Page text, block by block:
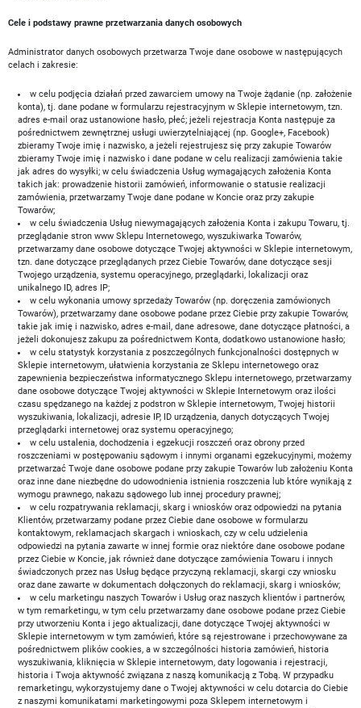
Cele i podstawy prawne przetwarzania danych osobowych
Administrator danych osobowych przetwarza Twoje dane osobowe w następujących
celach i zakresie:
w celu podjęcia działań przed zawarciem umowy na Twoje żądanie (np. założenie
konta), tj. dane podane w formularzu rejestracyjnym w Sklepie internetowym, tzn.
adres e-mail oraz ustanowione hasło, płeć; jeżeli rejestracja Konta następuje za
pośrednictwem zewnętrznej usługi uwierzytelniającej (np. Google+, Facebook)
zbieramy Twoje imię i nazwisko, a jeżeli rejestrujesz się przy zakupie Towarów
zbieramy Twoje imię i nazwisko i dane podane w celu realizacji zamówienia takie
jak adres do wysyłki; w celu świadczenia Usług wymagających założenia Konta
takich jak: prowadzenie historii zamówień, informowanie o statusie realizacji
zamówienia, przetwarzamy Twoje dane podane w Koncie oraz przy zakupie
Towarów;
w celu świadczenia Usług niewymagających założenia Konta i zakupu Towaru, tj.
przeglądanie stron www Sklepu Internetowego, wyszukiwarka Towarów,
przetwarzamy dane osobowe dotyczące Twojej aktywności w Sklepie internetowym,
tzn. dane dotyczące przeglądanych przez Ciebie Towarów, dane dotyczące sesji
Twojego urządzenia, systemu operacyjnego, przeglądarki, lokalizacji oraz
unikalnego ID, adres IP;
w celu wykonania umowy sprzedaży Towarów (np. doręczenia zamówionych
Towarów), przetwarzamy dane osobowe podane przez Ciebie przy zakupie Towarów,
takie jak imię i nazwisko, adres e-mail, dane adresowe, dane dotyczące płatności, a
jeżeli dokonujesz zakupu za pośrednictwem Konta, dodatkowo ustanowione hasło;
w celu statystyk korzystania z poszczególnych funkcjonalności dostępnych w
Sklepie internetowym, ułatwienia korzystania ze Sklepu internetowego oraz
zapewnienia bezpieczeństwa informatycznego Sklepu internetowego, przetwarzamy
dane osobowe dotyczące Twojej aktywności w Sklepie Internetowym oraz ilości
czasu spędzanego na każdej z podstron w Sklepie internetowym, Twojej historii
wyszukiwania, lokalizacji, adresie IP, ID urządzenia, danych dotyczących Twojej
przeglądarki internetowej oraz systemu operacyjnego;
w celu ustalenia, dochodzenia i egzekucji roszczeń oraz obrony przed
roszczeniami w postępowaniu sądowym i innymi organami egzekucyjnymi, możemy
przetwarzać Twoje dane osobowe podane przy zakupie Towarów lub założeniu Konta
oraz inne dane niezbędne do udowodnienia istnienia roszczenia lub które wynikają z
wymogu prawnego, nakazu sądowego lub innej procedury prawnej;
w celu rozpatrywania reklamacji, skarg i wniosków oraz odpowiedzi na pytania
Klientów, przetwarzamy podane przez Ciebie dane osobowe w formularzu
kontaktowym, reklamacjach skargach i wnioskach, czy w celu udzielenia
odpowiedzi na pytania zawarte w innej formie oraz niektóre dane osobowe podane
przez Ciebie w Koncie, jak również dane dotyczące zamówienia Towaru i innych
świadczonych przez nas Usług będące przyczyną reklamacji, skargi czy wniosku
oraz dane zawarte w dokumentach dołączonych do reklamacji, skarg i wniosków;
w celu marketingu naszych Towarów i Usług oraz naszych klientów i partnerów,
w tym remarketingu, w tym celu przetwarzamy dane osobowe podane przez Ciebie
przy utworzeniu Konta i jego aktualizacji, dane dotyczące Twojej aktywności w
Sklepie internetowym w tym zamówień, które są rejestrowane i przechowywane za
pośrednictwem plików cookies, a w szczególności historia zamówień, historia
wyszukiwania, kliknięcia w Sklepie internetowym, daty logowania i rejestracji,
historia i Twoja aktywność związana z naszą komunikacją z Tobą. W przypadku
remarketingu, wykorzystujemy dane o Twojej aktywności w celu dotarcia do Ciebie
z naszymi komunikatami marketingowymi poza Sklepem internetowym i